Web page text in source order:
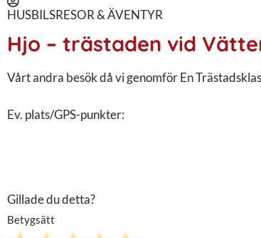
HUSBILSRESOR & ÄVENTYR
Hjo – trästaden vid
Vårt andra besök då vi genomför En
Ev. plats/GPS-punkter:
Gillade du detta?
Betygsätt